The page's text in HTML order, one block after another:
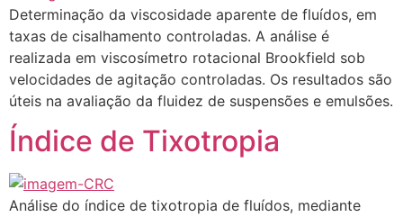
Determinação da viscosidade aparente de fluídos, em
taxas de cisalhamento controladas. A análise é
realizada em viscosímetro rotacional Brookfield sob
velocidades de agitação controladas. Os resultados são
úteis na avaliação da fluidez de suspensões e emulsões.
Índice de Tixotropia
Análise do índice de tixotropia de fluídos, mediante